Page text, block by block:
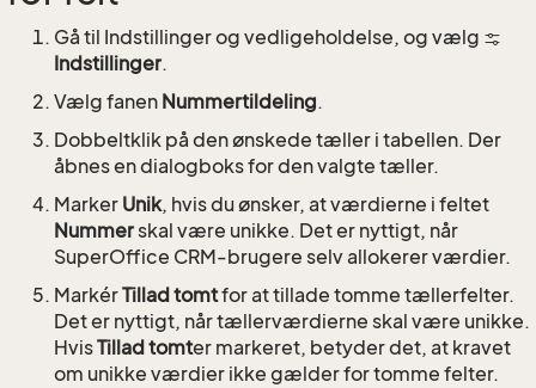
Gå til Indstillinger og vedligeholdelse, og vælg
Indstillinger.
Vælg fanen Nummertildeling.
Dobbeltklik på den ønskede tæller i tabellen. Der
åbnes en dialogboks for den valgte tæller.
Marker Unik, hvis du ønsker, at værdierne i feltet
Nummerskal være unikke. Det er nyttigt, når
SuperOffice CRM-brugere selv allokerer værdier.
MarkérTillad tomtfor at tillade tomme tællerfelter.
Det er nyttigt, når tællerværdierne skal være unikke.
HvisTillad tomter markeret, betyder det, at kravet
om unikke værdier ikke gælder for tomme felter.